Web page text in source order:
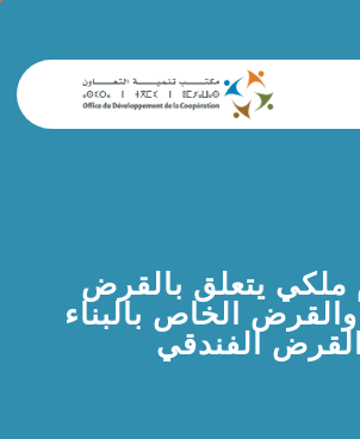
يتعلق بالقرض
والقرض الخاص بالبناء
الفندقي